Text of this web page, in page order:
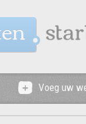
Voeg uw